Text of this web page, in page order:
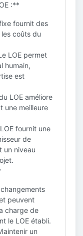
:**
fournit des
coûts du
LOE permet
humain,
est
LOE améliore
une meilleure
fournit une
de
un niveau
peuvent
charge de
le LOE établi.
un